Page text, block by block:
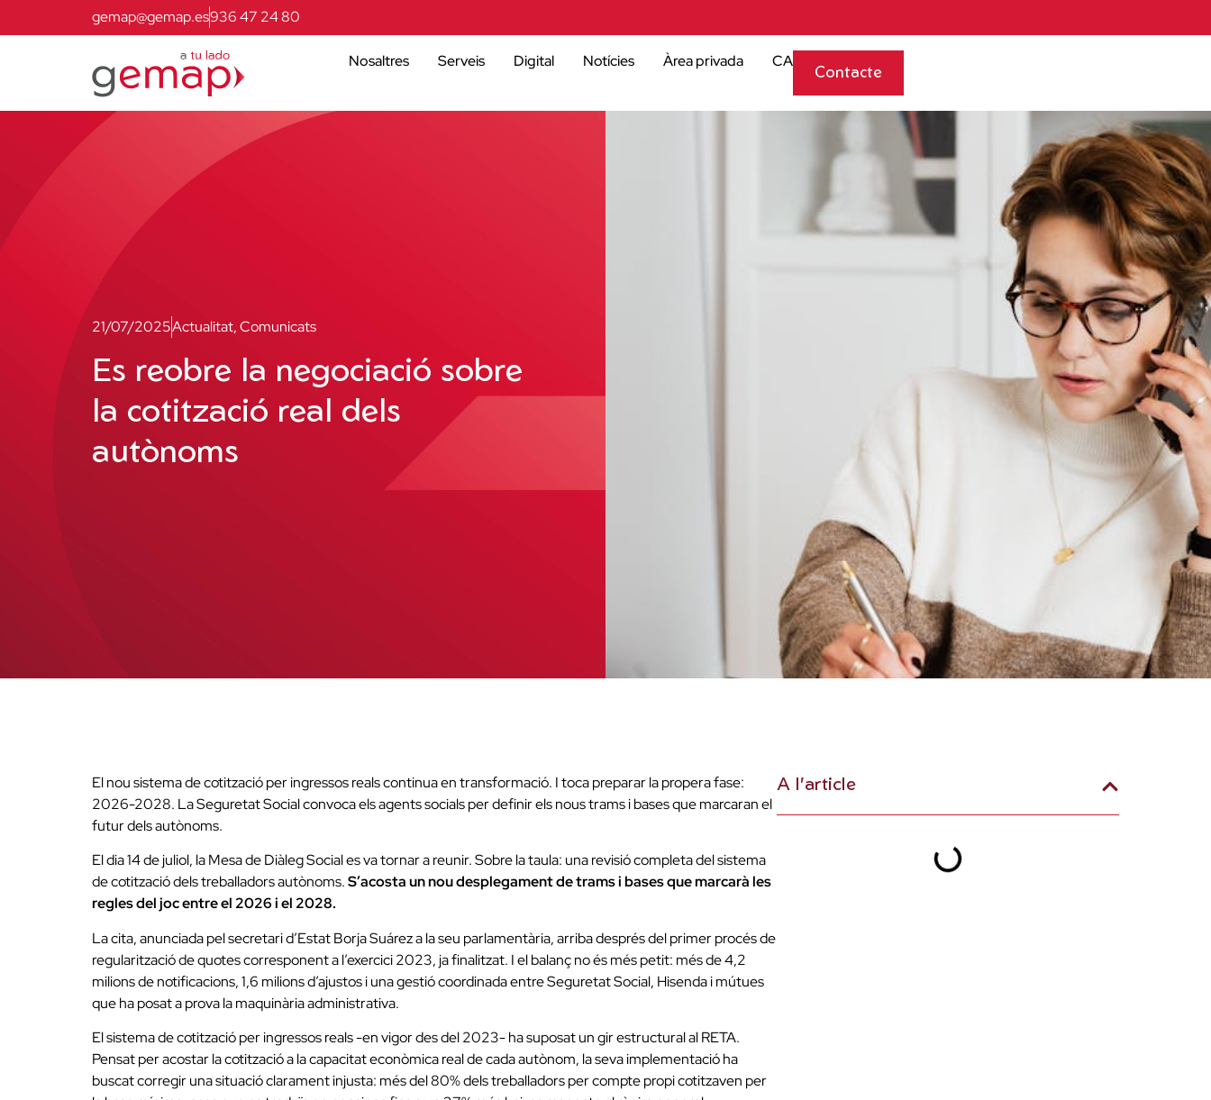
gemap@gemap.es936 47 24 80
Nosaltres Serveis Digital Notícies Àrea privada CA
Contacte
21/07/2025Actualitat,Comunicats
Es reobre la negociació sobre
la cotització real dels
autònoms
El nou sistema de cotització per ingressos reals continua en transformació. I toca preparar la propera fase:
2026-2028. La Seguretat Social convoca els agents socials per definir els nous trams i bases que marcaran el
futur dels autònoms.
El dia 14 de juliol, la Mesa de Diàleg Social es va tornar a reunir. Sobre la taula: una revisió completa del sistema
de cotització dels treballadors autònoms.S’acosta un nou desplegament de trams i bases que marcarà les
regles del joc entre el 2026 i el 2028.
La cita, anunciada pel secretari d’Estat Borja Suárez a la seu parlamentària, arriba després del primer procés de
regularització de quotes corresponent a l’exercici 2023, ja finalitzat. I el balanç no és més petit: més de 4,2
milions de notificacions, 1,6 milions d’ajustos i una gestió coordinada entre Seguretat Social, Hisenda i mútues
que ha posat a prova la maquinària administrativa.
El sistema de cotització per ingressos reals -en vigor des del 2023- ha suposat un gir estructural al RETA.
Pensat per acostar la cotització a la capacitat econòmica real de cada autònom, la seva implementació ha
buscat corregir una situació clarament injusta: més del 80% dels treballadors per compte propi cotitzaven per
A l'article